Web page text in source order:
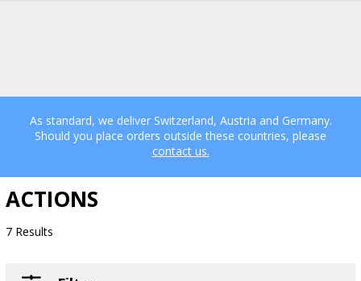
As standard, we deliver Switzerland, Austria and Germany.
Should you place orders outside these countries, please
contact us.
ACTIONS
7 Results